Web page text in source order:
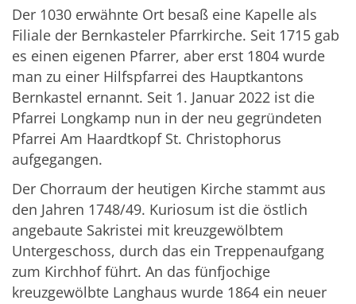
Der 1030 erwähnte Ort besaß eine Kapelle als
Filiale der Bernkasteler Pfarrkirche. Seit 1715 gab
es einen eigenen Pfarrer, aber erst 1804 wurde
man zu einer Hilfspfarrei des Hauptkantons
Bernkastel ernannt. Seit 1. Januar 2022 ist die
Pfarrei Longkamp nun in der neu gegründeten
Pfarrei Am Haardtkopf St. Christophorus
aufgegangen.
Der Chorraum der heutigen Kirche stammt aus
den Jahren 1748/49. Kuriosum ist die östlich
angebaute Sakristei mit kreuzgewölbtem
Untergeschoss, durch das ein Treppenaufgang
zum Kirchhof führt. An das fünfjochige
kreuzgewölbte Langhaus wurde 1864 ein neuer